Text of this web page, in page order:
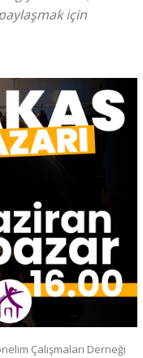
için
Çalışmaları Derneği